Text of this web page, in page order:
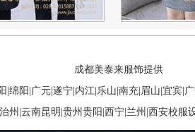
成都美泰来服饰提供
|绵阳|广元|遂宁|内江|乐山|南充|眉山|宜宾|
州|云南昆明|贵州贵阳|西宁|兰州|西安校服